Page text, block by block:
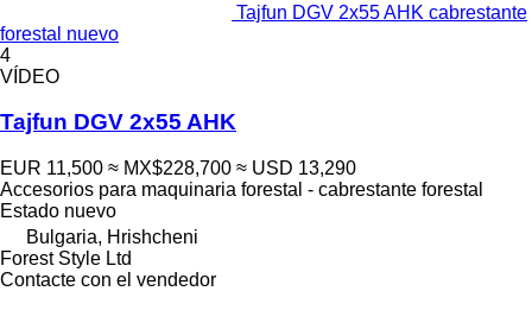
Tajfun DGV 2x55 AHK cabrestante
forestal nuevo
4
VÍDEO
Tajfun DGV 2x55 AHK
EUR 11,500 ≈ MX$228,700 ≈ USD 13,290
Accesorios para maquinaria forestal - cabrestante forestal
Estado nuevo
Bulgaria, Hrishcheni
Forest Style Ltd
Contacte con el vendedor